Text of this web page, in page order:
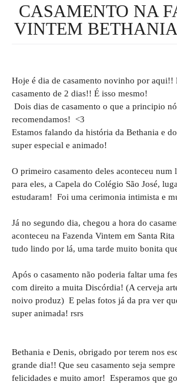
CASAMENTO NA
VINTEM
Hoje é dia de casamento novinho por aqui!!
casamento de 2 dias!! É isso mesmo!
Dois dias de casamento o que a principio
recomendamos! <3
Estamos falando da história da Bethania e
super especial e animado!
O primeiro casamento deles aconteceu num
para eles, a Capela do Colégio São José,
estudaram! Foi uma cerimonia intimista e
Já no segundo dia, chegou a hora do
aconteceu na Fazenda Vintem em Santa
tudo lindo por lá, uma tarde muito bonita
Após o casamento não poderia faltar uma
com direito a muita Discórdia! (A cerveja
noivo produz) E pelas fotos já da pra ver
super animada! rsrs
Bethania e Denis, obrigado por terem nos
grande dia!! Que seu casamento seja
felicidades e muito amor! Esperamos que